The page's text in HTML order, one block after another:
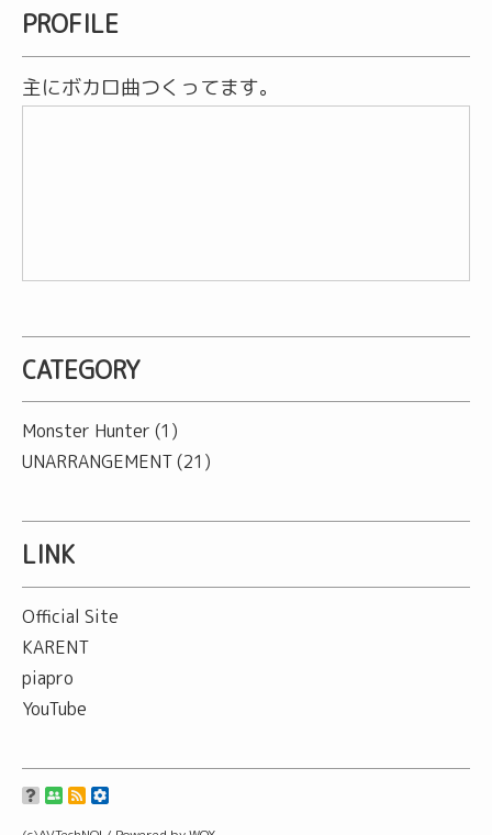
PROFILE
主にボカロ曲つくってます。
CATEGORY
Monster Hunter (1)
UNARRANGEMENT(21)
LINK
Official Site
KARENT
piapro
YouTube